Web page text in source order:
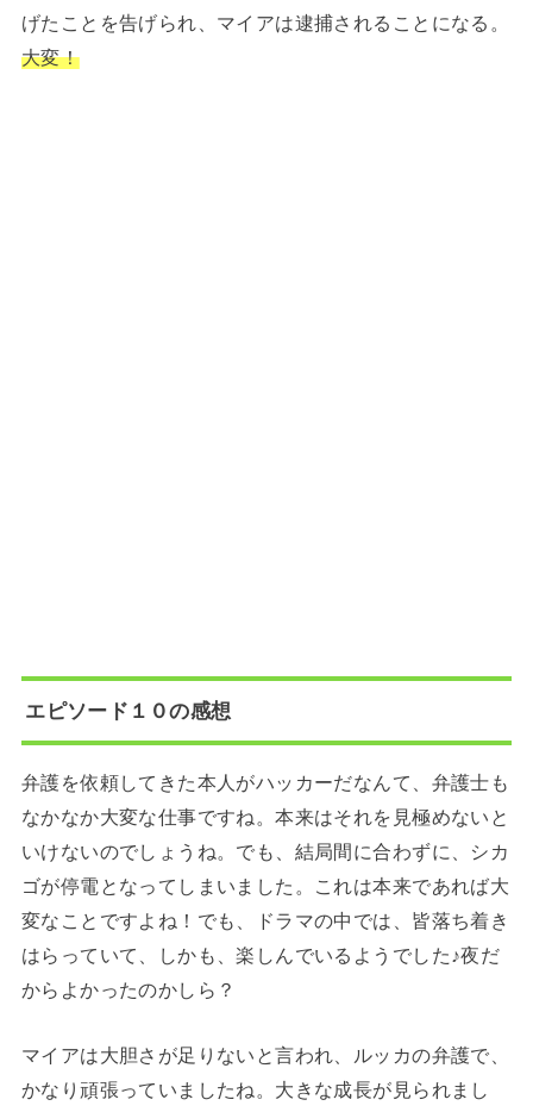
げたことを告げられ、マイアは逮捕されることになる。
大変！
エピソード１０の感想
弁護を依頼してきた本人がハッカーだなんて、弁護士も
なかなか大変な仕事ですね。本来はそれを見極めないと
いけないのでしょうね。でも、結局間に合わずに、シカ
ゴが停電となってしまいました。これは本来であれば大
変なことですよね！でも、ドラマの中では、皆落ち着き
はらっていて、しかも、楽しんでいるようでした♪夜だ
からよかったのかしら？
マイアは大胆さが足りないと言われ、ルッカの弁護で、
かなり頑張っていましたね。大きな成長が見られまし